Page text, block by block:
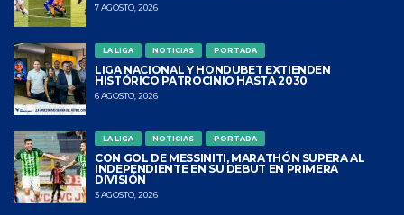
7 AGOSTO, 2026
LA LIGA NOTICIAS PORTADA
LIGA NACIONAL Y HONDUBET EXTIENDEN
HISTÓRICO PATROCINIO HASTA 2030
6 AGOSTO, 2026
LA LIGA NOTICIAS PORTADA
CON GOL DE MESSINITI, MARATHÓN SUPERA AL
INDEPENDIENTE EN SU DEBUT EN PRIMERA
DIVISIÓN
3 AGOSTO, 2026